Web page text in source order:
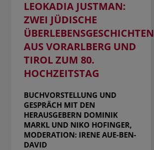
LEOKADIA JUSTMAN:
ZWEI JÜDISCHE
ÜBERLEBENSGESCHICHTEN
AUS VORARLBERG UND
TIROL ZUM 80.
HOCHZEITSTAG
BUCHVORSTELLUNG UND
GESPRÄCH MIT DEN
HERAUSGEBERN DOMINIK
MARKL UND NIKO HOFINGER,
MODERATION: IRENE AUE-BEN-
DAVID